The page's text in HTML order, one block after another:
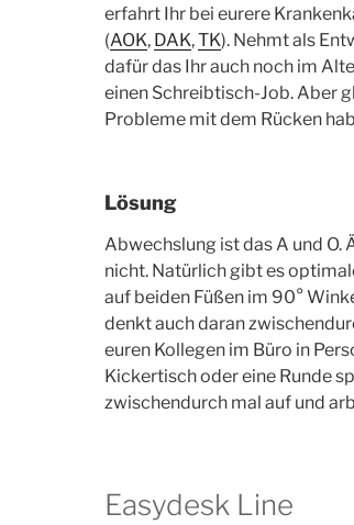
erfahrt Ihr bei eurere
(AOK, DAK,TK). Nehmt als
dafür das Ihr auch noch im
einen Schreibtisch-Job. Aber
Probleme mit dem Rücken
Lösung
Abwechslung ist das A und
nicht. Natürlich gibt es
auf beiden Füßen im 90°
denkt auch daran
euren Kollegen im Büro in
Kickertisch oder eine Runde
zwischendurch mal auf und
Easydesk Line